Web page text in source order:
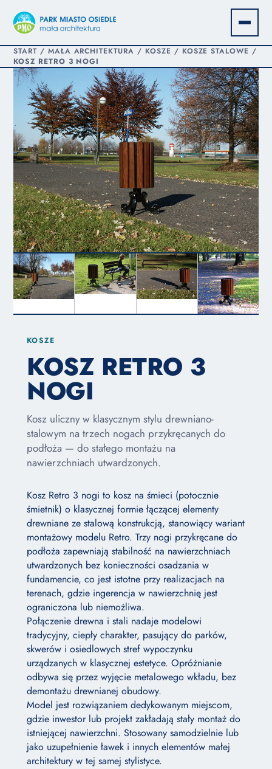
START/ MAŁA ARCHITEKTURA / KOSZE / KOSZE STALOWE /
KOSZ RETRO 3 NOGI
KOSZE
KOSZ RETRO 3
NOGI
Kosz uliczny w klasycznym stylu drewniano-
stalowym na trzech nogach przykręcanych do
podłoża — do stałego montażu na
nawierzchniach utwardzonych.
Kosz Retro 3 nogi to kosz na śmieci (potocznie
śmietnik) o klasycznej formie łączącej elementy
drewniane ze stalową konstrukcją, stanowiący wariant
montażowy modelu Retro. Trzy nogi przykręcane do
podłoża zapewniają stabilność na nawierzchniach
utwardzonych bez konieczności osadzania w
fundamencie, co jest istotne przy realizacjach na
terenach, gdzie ingerencja w nawierzchnię jest
ograniczona lub niemożliwa.
Połączenie drewna i stali nadaje modelowi
tradycyjny, ciepły charakter, pasujący do parków,
skwerów i osiedlowych stref wypoczynku
urządzanych w klasycznej estetyce. Opróżnianie
odbywa się przez wyjęcie metalowego wkładu, bez
demontażu drewnianej obudowy.
Model jest rozwiązaniem dedykowanym miejscom,
gdzie inwestor lub projekt zakładają stały montaż do
istniejącej nawierzchni. Stosowany samodzielnie lub
jako uzupełnienie ławek i innych elementów małej
architektury w tej samej stylistyce.